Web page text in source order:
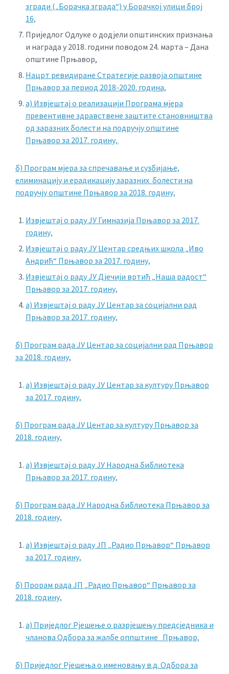
згради („Борачка зграда“) у Борачкој улици број
16,
Приједлог Одлуке о додјели општинских признања
и награда у 2018. години поводом 24. марта – Дана
општине Прњавор,
Нацрт ревидиране Стратегије развоја општине
Прњавор за период 2018-2020. година,
а) Извјештај о реализацији Програма мјера
превентивне здравствене заштите становништва
од заразних болести на подручју општине
Прњавор за 2017. годину,
б) Програм мјера за спречавање и сузбијање,
елиминацију и ерадикацију заразних болести на
подручју општине Прњавор за 2018. годину,
Извјештај о раду ЈУ Гимназија Прњавор за 2017.
годину,
Извјештај о раду ЈУ Центар средњих школа „Иво
Андрић“ Прњавор за 2017. годину,
Извјештај о раду ЈУ Дјечији вртић „Наша радост“
Прњавор за 2017. годину,
а) Извјештај о раду ЈУ Центар за социјални рад
Прњавор за 2017. годину,
б) Програм рада ЈУ Центар за социјални рад Прњавор
за 2018. годину,
а) Извјештај о раду ЈУ Центар за културу Прњавор
за 2017. годину,
б) Програм рада ЈУ Центар за културу Прњавор за
2018. годину,
а) Извјештај о раду ЈУ Народна библиотека
Прњавор за 2017. годину,
б) Програм рада ЈУ Народна библиотека Прњавор за
2018. годину,
а) Извјештај о раду ЈП „Радио Прњавор“ Прњавор
за 2017. годину,
б) Прорам рада ЈП „Радио Прњавор“ Прњавор за
2018. годину,
а) Приједлог Рјешење о разрјешењу предсједника и
чланова Одбора за жалбе оппштине Прњавор,
б) Приједлог Рјешења о именовању в.д. Одбора за